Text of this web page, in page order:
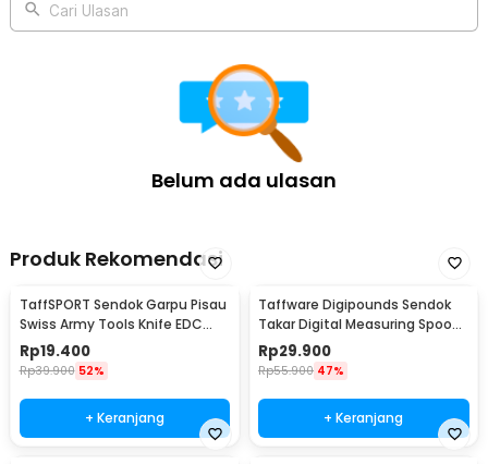
Cari Ulasan
Belum ada ulasan
Produk Rekomendasi
TaffSPORT Sendok Garpu Pisau
Swiss Army Tools Knife EDC
6in1 - A007
Rp19.400
Rp39.900 52%
+ Keranjang
Taffware Digipounds Sendok
Takar Digital Measuring Spoon
500g 0.1g - HM10
Rp29.900
Rp55.900 47%
+ Keranjang